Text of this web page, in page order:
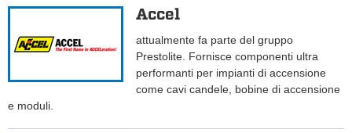
Accel
attualmente fa parte del gruppo
Prestolite. Fornisce componenti ultra
performanti per impianti di accensione
come cavi candele, bobine di accensione
e moduli.